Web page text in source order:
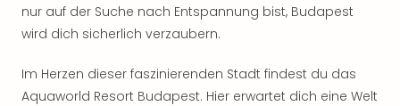
nur auf der Suche nach Entspannung bist, Budapest
wird dich sicherlich verzaubern.
Im Herzen dieser faszinierenden Stadt findest du das
Aquaworld Resort Budapest. Hier erwartet dich eine Welt